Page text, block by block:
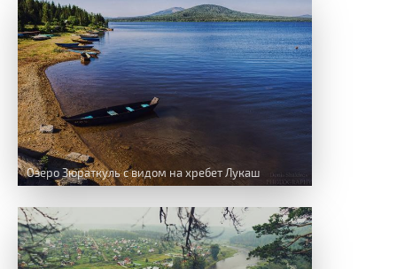
Озеро Зюраткуль с видом на хребет Лукаш